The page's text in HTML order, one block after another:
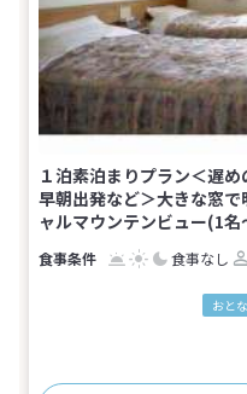
１泊素泊まりプラン＜遅
早朝出発など＞大きな窓
ャルマウンテンビュー(1名
食事なし
おと